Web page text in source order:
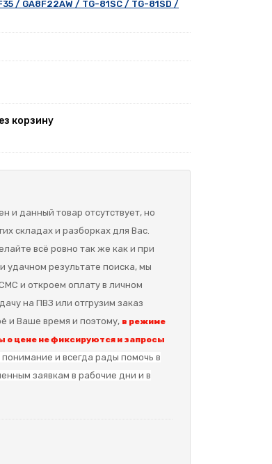
/ GA8F22AW / TG-81SC / TG-81SD /
корзину
и данный товар отсутствует, но
складах и разборках для Вас.
всё ровно так же как и при
удачном результате поиска, мы
и откроем оплату в личном
на ПВЗ или отгрузим заказ
и Ваше время и поэтому, в режиме
о цене не фиксируются и запросы
и всегда рады помочь в
заявкам в рабочие дни и в